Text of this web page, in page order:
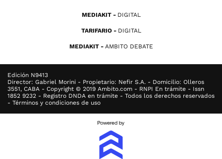
MEDIAKIT DIGITAL
TARIFARIO DIGITAL
MEDIAKIT AMBITO DEBATE
Edición N9413
Director: Gabriel Morini - Propietario: Nefir S.A. - Domicilio: Olleros
3551, CABA - Copyright © 2019 Ambito.com - RNPI En trámite - Issn
1852 9232 - Registro DNDA en trámite - Todos los derechos reservados
- Términos y condiciones de uso